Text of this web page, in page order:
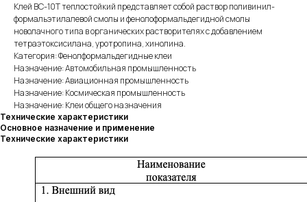
Клей ВС-10Т теплостойкий представляет собой раствор поливинил-
формальэтилалевой смолы и фенолоформальдегидной смолы
новолачного типа в органических растворителях с добавлением
тетраэтоксисилана, уротропина, хинолина.
Категория: Фенолформальдегидные клеи
Назначение: Автомобильная промышленность
Назначение: Авиационная промышленность
Назначение: Космическая промышленность
Назначение: Клеи общего назначения
Технические характеристики
Основное назначение и применение
Технические характеристики